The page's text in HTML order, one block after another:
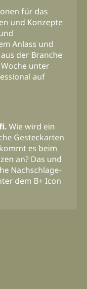
für das
und Konzepte
Anlass und
der Branche
unter
auf
Wie wird ein
Gesteckarten
es beim
an? Das und
Nachschlage-
dem B+ Icon